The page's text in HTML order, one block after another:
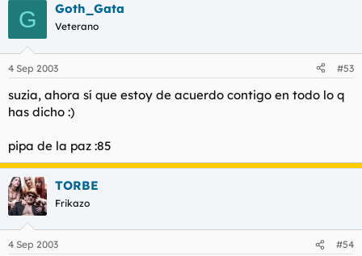
G Goth_Gata
Veterano
4 Sep 2003 #53
suzia, ahora sí que estoy de acuerdo contigo en todo lo q
has dicho :)
pipa de la paz :85
TORBE
Frikazo
4 Sep 2003 #54